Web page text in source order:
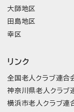
大師地区
田島地区
幸区
リンク
全国老人クラブ連合
神奈川県老人クラブ
横浜市老人クラブ連